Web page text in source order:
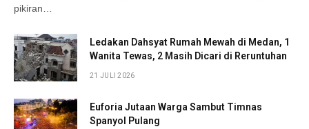
pikiran…
Ledakan Dahsyat Rumah Mewah di Medan, 1
Wanita Tewas, 2 Masih Dicari di Reruntuhan
21 JULI 2026
Euforia Jutaan Warga Sambut Timnas
Spanyol Pulang